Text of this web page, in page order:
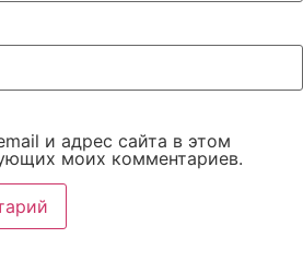
и адрес сайта в этом
моих комментариев.